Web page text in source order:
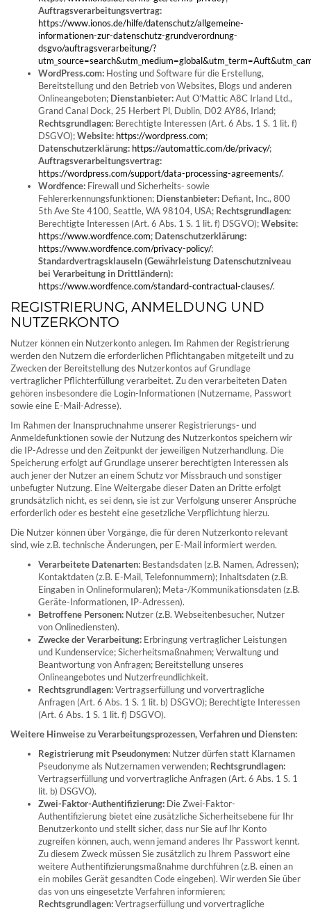
Auftragsverarbeitungsvertrag:
https://www.ionos.de/hilfe/datenschutz/allgemeine-
informationen-zur-datenschutz-grundverordnung-
dsgvo/auftragsverarbeitung/?
WordPress.com: Hosting und Software für die Erstellung,
Bereitstellung und den Betrieb von Websites, Blogs und anderen
Onlineangeboten; Dienstanbieter:Aut O’Mattic A8C Irland Ltd.,
Grand Canal Dock, 25 Herbert Pl, Dublin, D02 AY86, Irland;
Rechtsgrundlagen: Berechtigte Interessen (Art. 6 Abs. 1 S. 1 lit. f)
DSGVO);Website: https://wordpress.com;
Datenschutzerklärung: https://automattic.com/de/privacy/;
Auftragsverarbeitungsvertrag:
https://wordpress.com/support/data-processing-agreements/.
Wordfence: Firewall und Sicherheits- sowie
Fehlererkennungsfunktionen; Dienstanbieter: Defiant, Inc., 800
5th Ave Ste 4100, Seattle, WA 98104, USA; Rechtsgrundlagen:
Berechtigte Interessen (Art. 6 Abs. 1 S. 1 lit. f) DSGVO);Website:
https://www.wordfence.com; Datenschutzerklärung:
https://www.wordfence.com/privacy-policy/;
Standardvertragsklauseln (Gewährleistung Datenschutzniveau
bei Verarbeitung in Drittländern):
https://www.wordfence.com/standard-contractual-clauses/.
REGISTRIERUNG, ANMELDUNG UND
NUTZERKONTO
Nutzer können ein Nutzerkonto anlegen. Im Rahmen der Registrierung
werden den Nutzern die erforderlichen Pflichtangaben mitgeteilt und zu
Zwecken der Bereitstellung des Nutzerkontos auf Grundlage
vertraglicher Pflichterfüllung verarbeitet. Zu den verarbeiteten Daten
gehören insbesondere die Login-Informationen (Nutzername, Passwort
sowie eine E-Mail-Adresse).
Im Rahmen der Inanspruchnahme unserer Registrierungs- und
Anmeldefunktionen sowie der Nutzung des Nutzerkontos speichern wir
die IP-Adresse und den Zeitpunkt der jeweiligen Nutzerhandlung. Die
Speicherung erfolgt auf Grundlage unserer berechtigten Interessen als
auch jener der Nutzer an einem Schutz vor Missbrauch und sonstiger
unbefugter Nutzung. Eine Weitergabe dieser Daten an Dritte erfolgt
grundsätzlich nicht, es sei denn, sie ist zur Verfolgung unserer Ansprüche
erforderlich oder es besteht eine gesetzliche Verpflichtung hierzu.
Die Nutzer können über Vorgänge, die für deren Nutzerkonto relevant
sind, wie z.B. technische Änderungen, per E-Mail informiert werden.
Verarbeitete Datenarten: Bestandsdaten (z.B. Namen, Adressen);
Kontaktdaten (z.B. E-Mail, Telefonnummern); Inhaltsdaten (z.B.
Eingaben in Onlineformularen); Meta-/Kommunikationsdaten (z.B.
Geräte-Informationen, IP-Adressen).
Betroffene Personen: Nutzer (z.B. Webseitenbesucher, Nutzer
von Onlinediensten).
Zwecke der Verarbeitung: Erbringung vertraglicher Leistungen
und Kundenservice; Sicherheitsmaßnahmen; Verwaltung und
Beantwortung von Anfragen; Bereitstellung unseres
Onlineangebotes und Nutzerfreundlichkeit.
Rechtsgrundlagen:Vertragserfüllung und vorvertragliche
Anfragen (Art. 6 Abs. 1 S. 1 lit. b) DSGVO); Berechtigte Interessen
(Art. 6 Abs. 1 S. 1 lit. f) DSGVO).
Weitere Hinweise zu Verarbeitungsprozessen, Verfahren und Diensten:
Registrierung mit Pseudonymen: Nutzer dürfen statt Klarnamen
Pseudonyme als Nutzernamen verwenden; Rechtsgrundlagen:
Vertragserfüllung und vorvertragliche Anfragen (Art. 6 Abs. 1 S. 1
lit. b) DSGVO).
Zwei-Faktor-Authentifizierung: Die Zwei-Faktor-
Authentifizierung bietet eine zusätzliche Sicherheitsebene für Ihr
Benutzerkonto und stellt sicher, dass nur Sie auf Ihr Konto
zugreifen können, auch, wenn jemand anderes Ihr Passwort kennt.
Zu diesem Zweck müssen Sie zusätzlich zu Ihrem Passwort eine
weitere Authentifizierungsmaßnahme durchführen (z.B. einen an
ein mobiles Gerät gesandten Code eingeben). Wir werden Sie über
das von uns eingesetzte Verfahren informieren;
Rechtsgrundlagen:Vertragserfüllung und vorvertragliche